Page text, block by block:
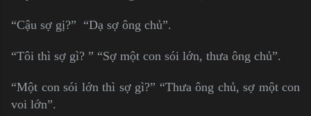
“Cậu sợ gị?” “Dạ sợ ông chủ”.
“Tôi thì sợ gì? ​​” “Sợ một con sói lớn, thưa ông chủ”.
“Một con sói lớn thì sợ gì?” “Thưa ông chủ, sợ một con
voi lớn”.